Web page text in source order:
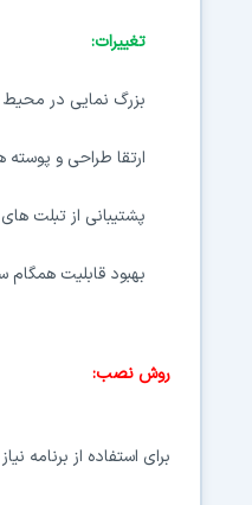
تغییرات:
بزرگ نمایی در
ارتقا طراحی و
پشتیبانی از تبلت های
بهبود قابلیت همگام
روش نصب:
برای استفاده از برنامه